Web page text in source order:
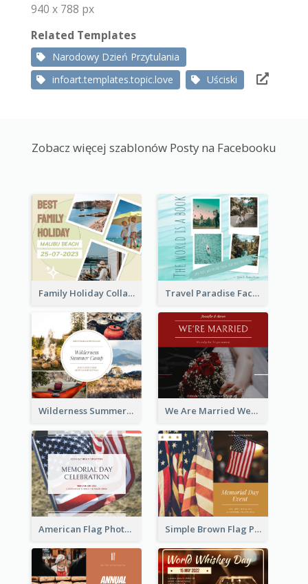
940 x 788 px
Related Templates
Narodowy Dzień Przytulania
infoart.templates.topic.love
Uściski
Zobacz więcej szablonów Posty na Facebooku
Family Holiday Collage Facebook Post Travel Paradise Facebook Post
Wilderness Summer Camp Facebook Post We Are Married Wedding Facebook Post
American Flag Photo Memorial Day Celebration Facebook Post Simple Brown Flag Photo Memorial Day Facebook Post